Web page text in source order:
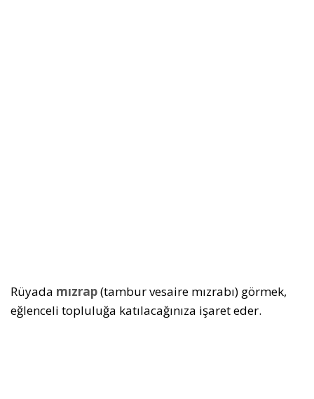
Rüyada mızrap(tambur vesaire mızrabı) görmek,
eğlenceli topluluğa katılacağınıza işaret eder.